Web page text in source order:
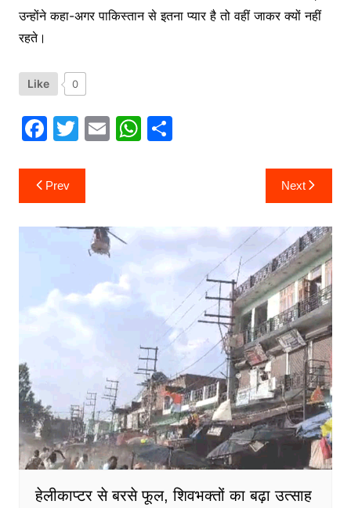
उन्होंने कहा-अगर पाकिस्तान से इतना प्यार है तो वहीं जाकर क्यों नहीं
रहते।
Like 0
F
c
e
b
k
T
itt
er
E W
A
p
S
Post
navigation
Prev Next
हेलीकाप्टर से बरसे फूल, शिवभक्तों का बढ़ा उत्साह